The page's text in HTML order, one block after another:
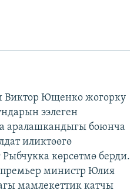
Виктор Ющенко жогорку
ээлеген
аралашкандыгы боюнча
иликтөөгө
көрсөтмө берди.
министр Юлия
мамлекеттик катчы